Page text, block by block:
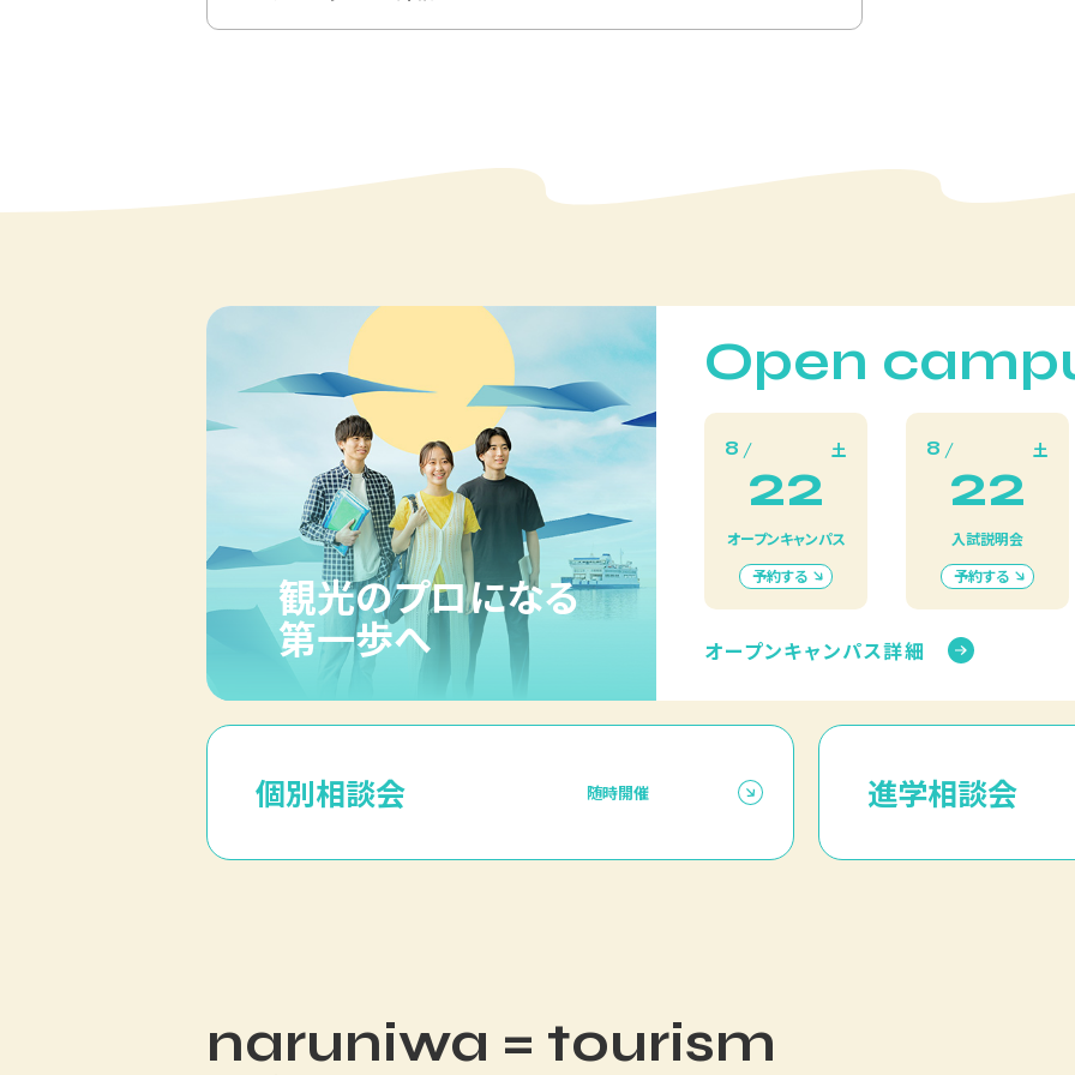
観光のプロになる
第一歩へ
Open
8 土
22
オープンキャンパス
予約する
8 土
22
入試説明会
予約する
オープンキャンパス詳細
個別相談会 随時開催 進学相談会
naruniwa = tourism